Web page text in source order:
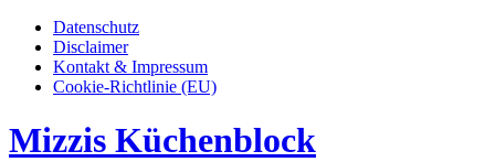
Datenschutz
Disclaimer
Kontakt & Impressum
Cookie-Richtlinie (EU)
Mizzis Küchenblock